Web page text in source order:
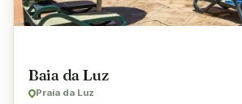
Baia da Luz
Praia da Luz